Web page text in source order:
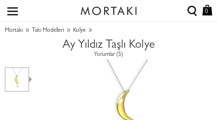
0
Mortakı » Takı Modelleri » Kolye »
Ay Yıldız Taşlı Kolye
Yorumlar (5)